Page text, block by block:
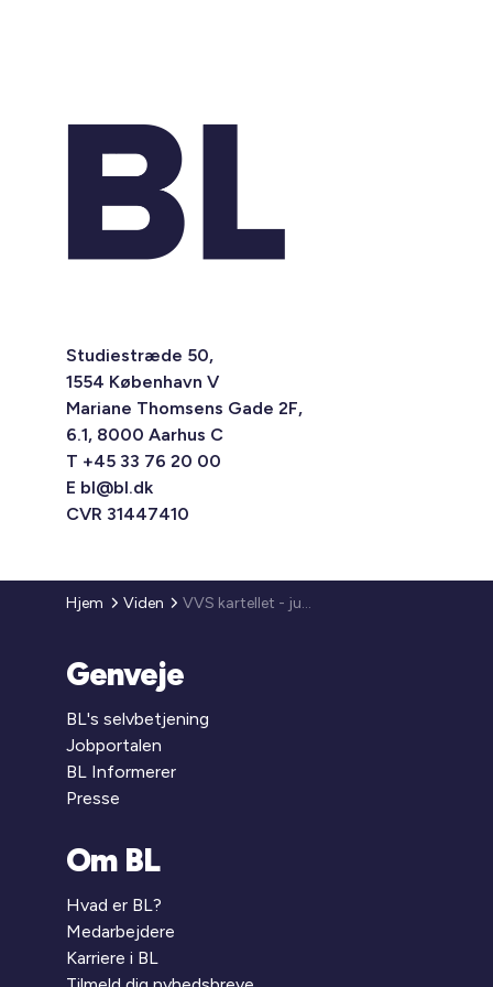
Studiestræde 50,
1554 København V
Mariane Thomsens Gade 2F,
6.1, 8000 Aarhus C
T +45 33 76 20 00
E bl@bl.dk
CVR 31447410
Hjem Viden VVS kartellet - juridisk vurdering
Genveje
BL's selvbetjening
Jobportalen
BL Informerer
Presse
Om BL
Hvad er BL?
Medarbejdere
Karriere i BL